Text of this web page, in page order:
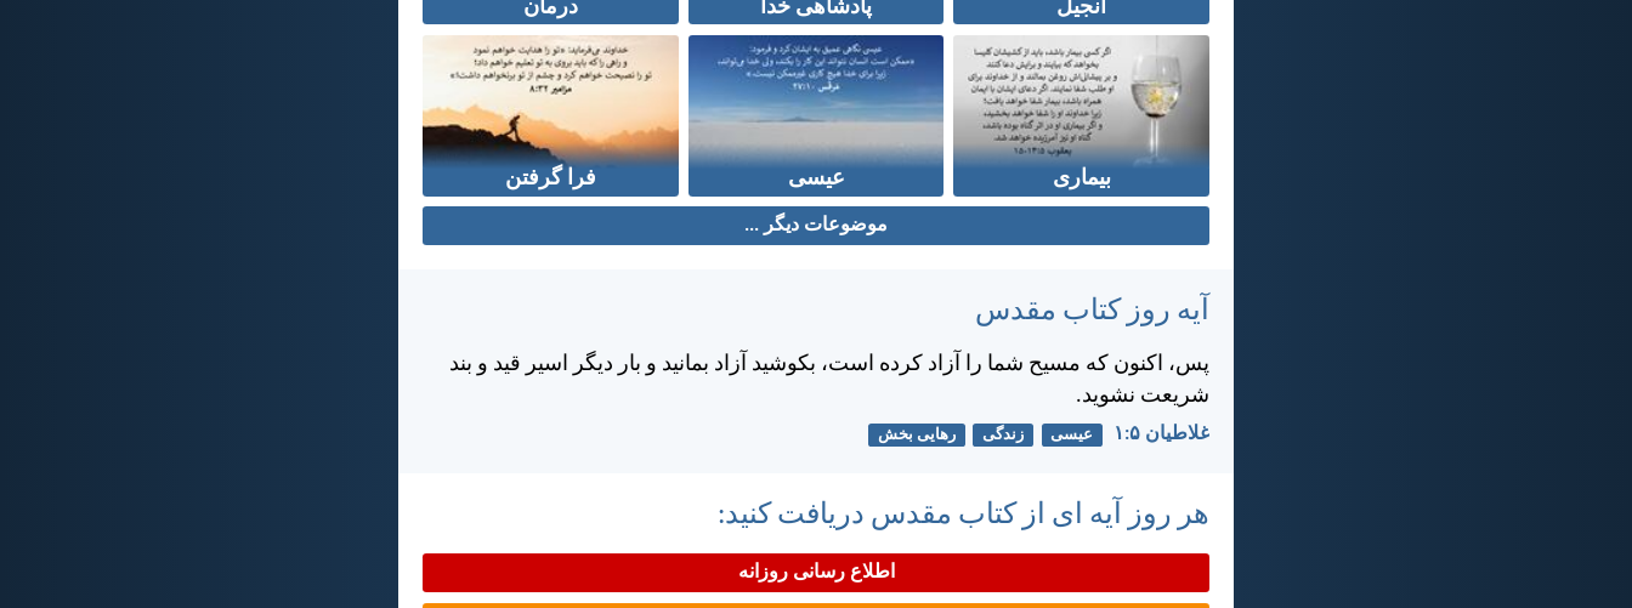
انجیل پادشاهی خدا درمان
بیماری عیسی فرا گرفتن
موضوعات دیگر ...
آیه روز کتاب مقدس
پس، اكنون كه مسيح شما را آزاد كرده است، بكوشيد آزاد بمانيد و بار ديگر اسير قيد و بند
شريعت نشويد.
غلاطيان ۵:‏۱ عیسی زندگی رهایی بخش
هر روز آیه ای از کتاب مقدس دریافت کنید:
اطلاع رسانی روزانه